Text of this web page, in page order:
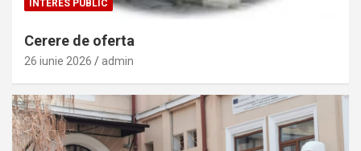
INTERES PUBLIC
Cerere de oferta
26 iunie 2026 admin